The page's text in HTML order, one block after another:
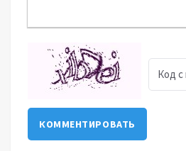
КОММЕНТИРОВАТЬ